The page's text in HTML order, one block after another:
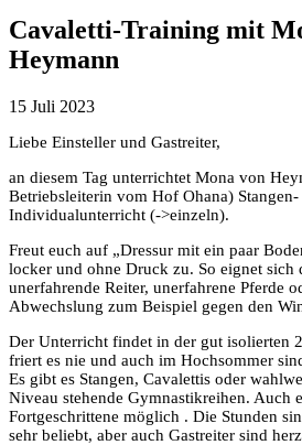
Cavaletti-Training mit
Heymann
15 Juli 2023
Liebe Einsteller und Gastreiter,
an diesem Tag unterrichtet Mona von
Betriebsleiterin vom Hof Ohana)
Individualunterricht (->einzeln).
Freut euch auf „Dressur mit ein paar
locker und ohne Druck zu. So eignet sich
unerfahrende Reiter, unerfahrene Pferde
Abwechslung zum Beispiel gegen den
Der Unterricht findet in der gut isolierten
friert es nie und auch im Hochsommer
Es gibt es Stangen, Cavalettis oder
Niveau stehende Gymnastikreihen. Auch
Fortgeschrittene möglich . Die Stunden
sehr beliebt, aber auch Gastreiter sind